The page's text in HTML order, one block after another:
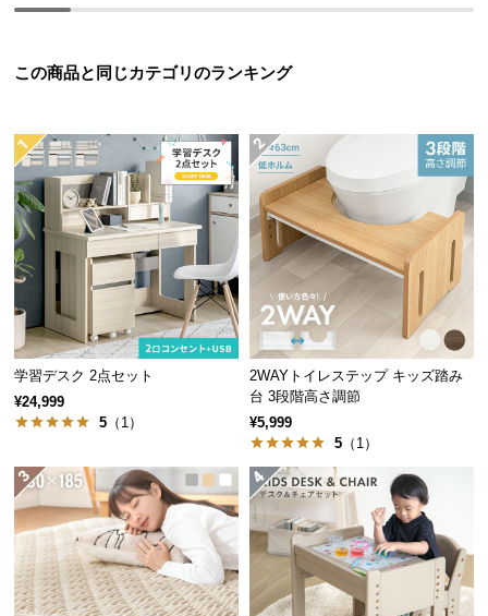
ー
に
つ
経
路
に
つ
い
品・
キ
ャ
ン
この商品と同じカテゴリのランキング
学習デスク 2点セット
¥24,999
5 （1）
2WAYトイレステップ キッズ踏み
台 3段階高さ調節
¥5,999
5 （1）